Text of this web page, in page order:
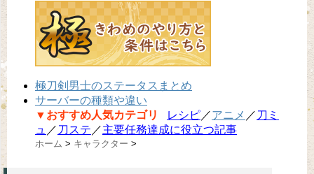
極刀剣男士のステータスまとめ
サーバーの種類や違い
▼おすすめ人気カテゴリ
レシピ／アニメ ／ 刀ミ
ュ ／ 刀ステ ／主要任務達成に役立つ記事
ホーム > キャラクター >